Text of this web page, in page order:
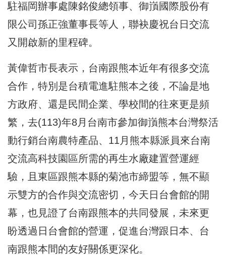
駐福岡辦事處陳銘俊總領事、御嵿國際股份有
限公司孫正強董事長等人，聯袂慶祝台日交流
又開啟新的里程碑。
黃偉哲市長表示，台南跟熊本近年有很多交流
合作，特別是台積電進駐熊本之後，不論是地
方政府、還是民間企業、學校間的往來更是頻
繁，去(113)年8月台南市參加御嵿熊本台灣祭活
動行銷台南農特產品、11月熊本縣派員來台南
交流高科技園區所需的再生水廠建置營運經
驗，且東區跟熊本縣的菊池市締盟等，無不顯
示雙方的合作與交流密切，今天日台會館的開
幕，也見證了台南跟熊本的共同發展，未來更
盼透過日台會館的營運，促進台灣跟日本、台
南跟熊本間的友好關係更深化。